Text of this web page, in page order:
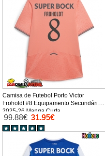
Camisa de Futebol Porto Victor
Froholdt #8 Equipamento Secundário
2025-26 Manga Curta
99.88€ 31.95€